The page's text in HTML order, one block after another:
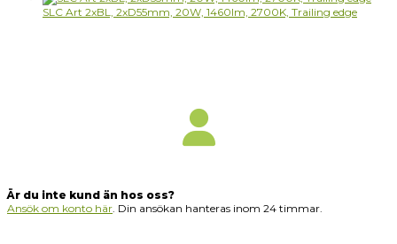
SLC Art 2xBL, 2xD55mm, 20W, 1460lm, 2700K, Trailing edge
Är du inte kund än hos oss?
Ansök om konto här. Din ansökan hanteras inom 24 timmar.